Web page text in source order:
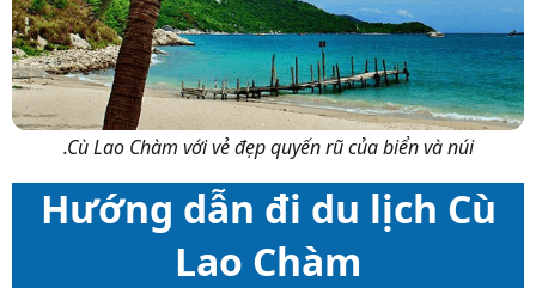
.Cù Lao Chàm với vẻ đẹp quyến rũ của biển và núi
Hướng dẫn đi du lịch Cù
Lao Chàm